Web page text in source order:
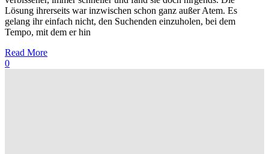
Lösung ihrerseits war inzwischen schon ganz außer Atem. Es
gelang ihr einfach nicht, den Suchenden einzuholen, bei dem
Tempo, mit dem er hin
Read More
0